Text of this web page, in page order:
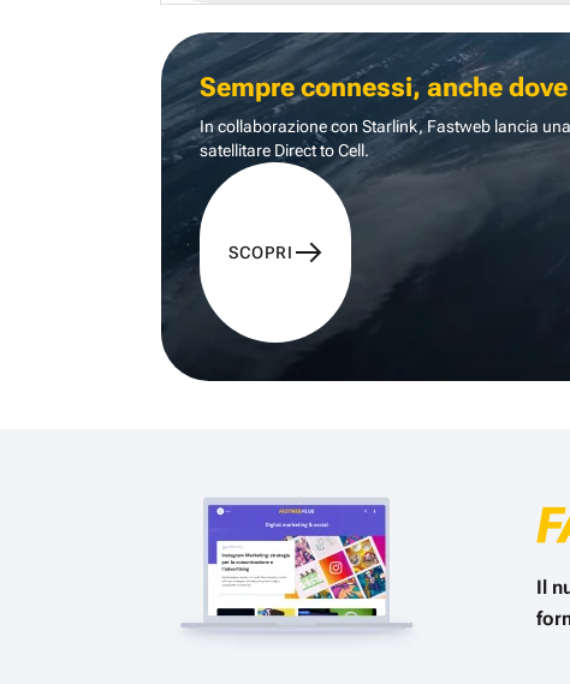
Sempre connessi, anche
In collaborazione con Starlink, Fastweb lancia
satellitare Direct to Cell.
SCOPRI
Il